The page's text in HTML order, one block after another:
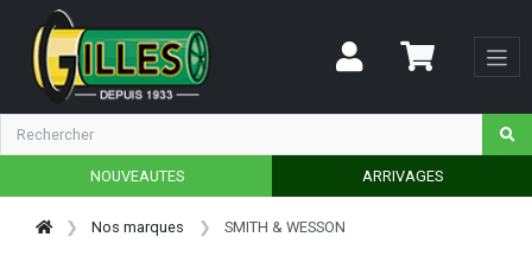
NOUVEAUTES ARRIVAGES
Nos marques SMITH & WESSON